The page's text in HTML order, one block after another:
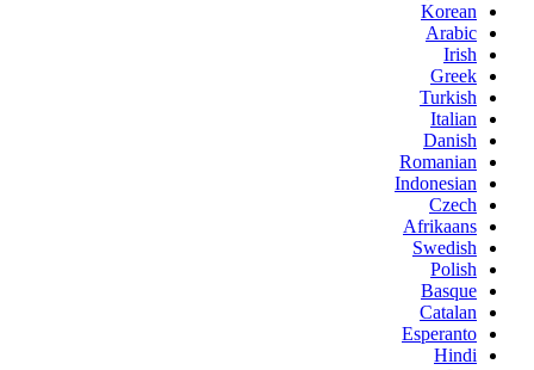
Korean
Arabic
Irish
Greek
Turkish
Italian
Danish
Romanian
Indonesian
Czech
Afrikaans
Swedish
Polish
Basque
Catalan
Esperanto
Hindi